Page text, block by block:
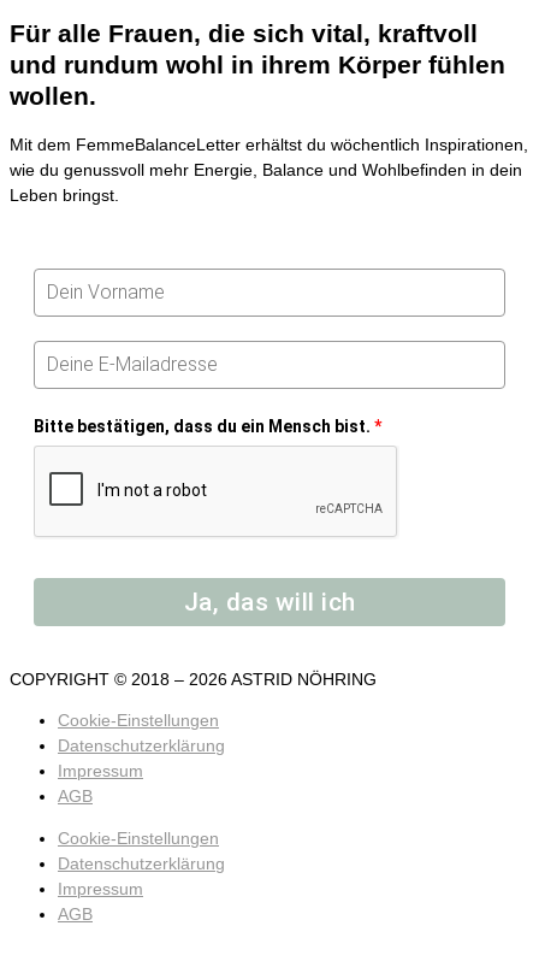
Für alle Frauen, die sich vital, kraftvoll
und rundum wohl in ihrem Körper fühlen
wollen.
Mit dem FemmeBalanceLetter erhältst du wöchentlich Inspirationen,
wie du genussvoll mehr Energie, Balance und Wohlbefinden in dein
Leben bringst.
Bitte bestätigen, dass du ein Mensch bist. *
Ja, das will ich
COPYRIGHT © 2018 – 2026 ASTRID NÖHRING
Cookie-Einstellungen
Datenschutzerklärung
Impressum
AGB
Cookie-Einstellungen
Datenschutzerklärung
Impressum
AGB